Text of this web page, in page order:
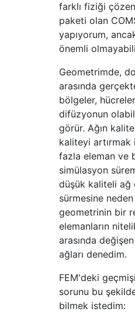
farklı fiziği
paketi olan
yapıyorum,
önemli
Geometrimde,
arasında
bölgeler,
difüzyonun
görür. Ağın
kaliteyi artırmak
fazla eleman ve
simülasyon
düşük kaliteli ağ
sürmesine
geometrinin bir
elemanların
arasında
ağları denedim.
FEM'deki
sorunu bu
bilmek istedim: